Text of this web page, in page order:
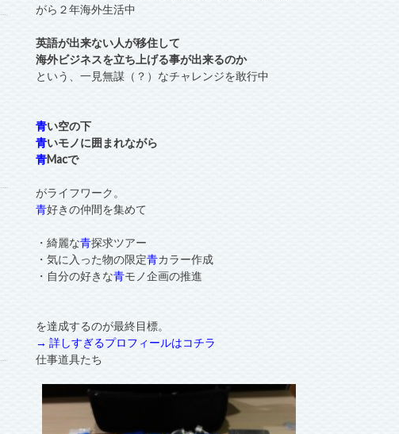
がら２年海外生活中
英語が出来ない人が移住して
海外ビジネスを立ち上げる事が出来るのか
という、一見無謀（？）なチャレンジを敢行中
青い空の下
青いモノに囲まれながら
青Macで
がライフワーク。
青好きの仲間を集めて
・綺麗な青探求ツアー
・気に入った物の限定青カラー作成
・自分の好きな青モノ企画の推進
を達成するのが最終目標。
→ 詳しすぎるプロフィールはコチラ
仕事道具たち